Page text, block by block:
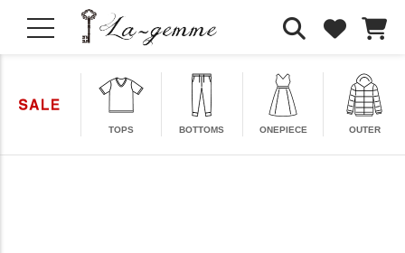
TOPS BOTTOMS ONEPIECE OUTER